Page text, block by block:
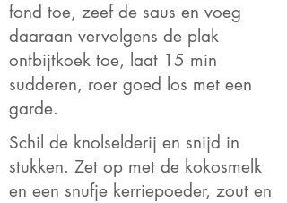
fond toe, zeef de saus en voeg
daaraan vervolgens de plak
ontbijtkoek toe, laat 15 min
sudderen, roer goed los met een
garde.
Schil de knolselderij en snijd in
stukken. Zet op met de kokosmelk
en een snufje kerriepoeder, zout en